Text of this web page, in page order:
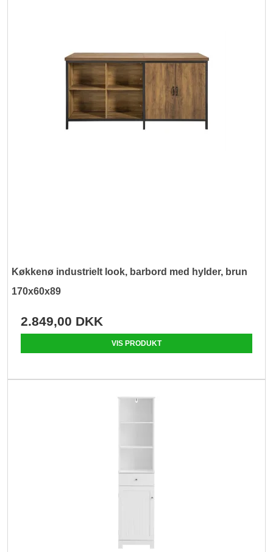
Køkkenø industrielt look, barbord med hylder, brun
170x60x89
2.849,00 DKK
VIS PRODUKT